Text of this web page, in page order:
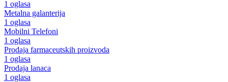
1 oglasa
Metalna galanterija
1 oglasa
Mobilni Telefoni
1 oglasa
Prodaja farmaceutskih proizvoda
1 oglasa
Prodaja lanaca
1 oglasa